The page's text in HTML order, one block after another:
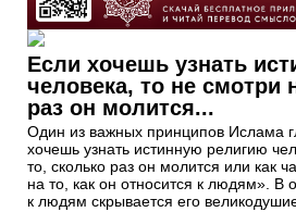
Если хочешь узнать
человека, то не смотри
раз он молится...
Один из важных принципов Ислама
хочешь узнать истинную религию
то, сколько раз он молится или как
на то, как он относится к людям».
к людям скрывается его